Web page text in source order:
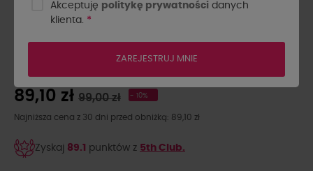
LA..! NIEBIESKA
89,10 zł 99,00 zł - 10%
Najniższa cena z 30 dni przed obniżką: 89,10 zł
Zyskaj 89.1 punktów z 5th Club.
Akceptuję politykę prywatności danych
klienta. *
ZAREJESTRUJ MNIE